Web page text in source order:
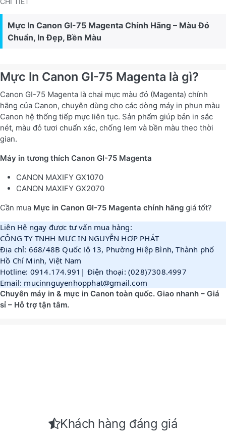
Mực In Canon GI-75 Magenta Chính Hãng – Màu Đỏ
Chuẩn, In Đẹp, Bền Màu
Mực In Canon GI-75 Magenta là gì?
Canon GI-75 Magenta là chai mực màu đỏ (Magenta) chính
hãng của Canon, chuyên dùng cho các dòng máy in phun màu
Canon hệ thống tiếp mực liên tục. Sản phẩm giúp bản in sắc
nét, màu đỏ tươi chuẩn xác, chống lem và bền màu theo thời
gian.
Máy in tương thích Canon GI-75 Magenta
CANON MAXIFY GX1070
CANON MAXIFY GX2070
Cần mua Mực in Canon GI-75 Magenta chính hãng giá tốt?
Liên Hệ ngay được tư vấn mua hàng:
CÔNG TY TNHH MỰC IN NGUYỄN HỢP PHÁT
Địa chỉ: 668/48B Quốc lộ 13, Phường Hiệp Bình, Thành phố
Hồ Chí Minh, Việt Nam
Hotline: 0914.174.991| Điện thoại: (028)7308.4997
Email: mucinnguyenhopphat@gmail.com
Chuyên máy in & mực in Canon toàn quốc. Giao nhanh – Giá
sỉ – Hỗ trợ tận tâm.
Khách hàng đáng giá